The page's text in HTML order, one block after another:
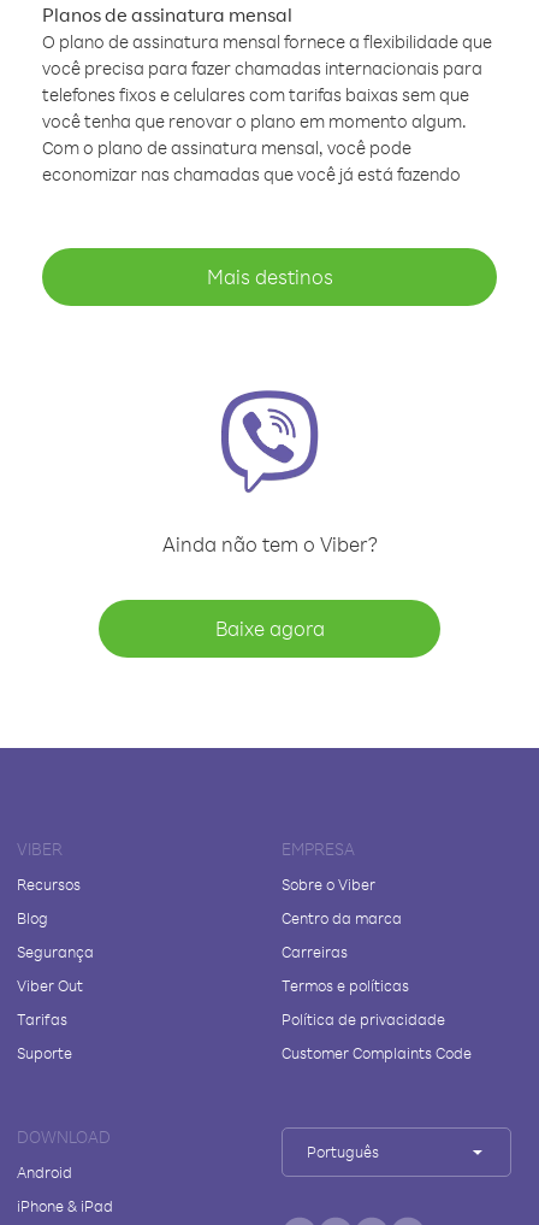
Planos de assinatura mensal
O plano de assinatura mensal fornece a flexibilidade que
você precisa para fazer chamadas internacionais para
telefones fixos e celulares com tarifas baixas sem que
você tenha que renovar o plano em momento algum.
Com o plano de assinatura mensal, você pode
economizar nas chamadas que você já está fazendo
Mais destinos
Ainda não tem o Viber?
Baixe agora
VIBER
Recursos
Blog
Segurança
Viber Out
Tarifas
Suporte
EMPRESA
Sobre o Viber
Centro da marca
Carreiras
Termos e políticas
Política de privacidade
Customer Complaints Code
DOWNLOAD
Android
iPhone & iPad
Português